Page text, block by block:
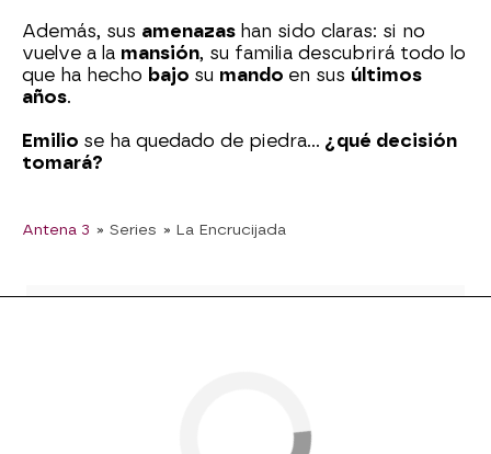
Además, sus amenazas han sido claras: si no
vuelve a la mansión, su familia descubrirá todo lo
que ha hecho bajo su mando en sus últimos
años.
Emilio se ha quedado de piedra… ¿qué decisión
tomará?
Antena 3 » Series » La Encrucijada